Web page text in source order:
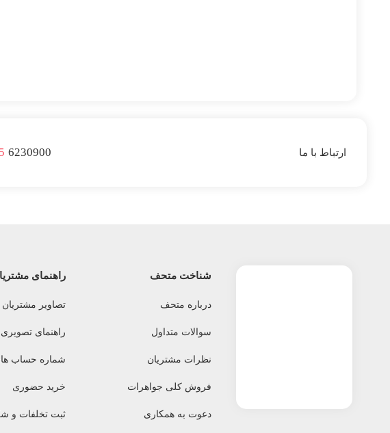
ارتباط با ما 6230900
شناخت متحف
درباره متحف
سوالات متداول
نظرات مشتریان
فروش کلی جواهرات
دعوت به همکاری
راهنمای
تصاویر مشتریان
راهنمای
شماره حساب
خرید حضوری
ثبت تخلفات و